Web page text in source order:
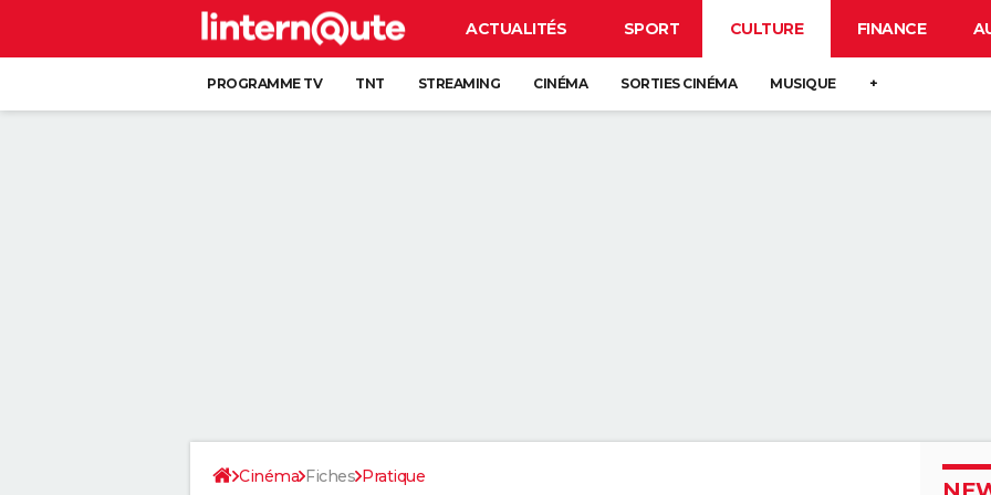
ACTUALITÉS SPORT CULTURE FINANCE
PROGRAMME TV TNT STREAMING CINÉMA SORTIES CINÉMA MUSIQUE +
Cinéma Fiches Pratique